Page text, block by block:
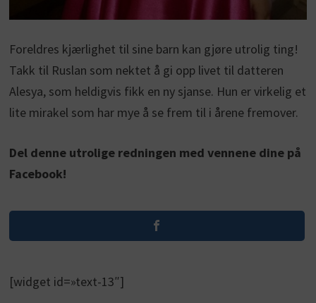
Foreldres kjærlighet til sine barn kan gjøre utrolig ting!
Takk til Ruslan som nektet å gi opp livet til datteren
Alesya, som heldigvis fikk en ny sjanse. Hun er virkelig et
lite mirakel som har mye å se frem til i årene fremover.
Del denne utrolige redningen med vennene dine på
Facebook!
[widget id=»text-13″]